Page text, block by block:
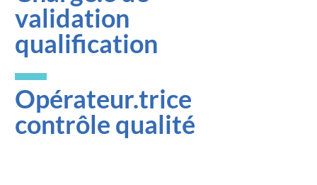
validation
qualification
Opérateur.trice
contrôle qualité